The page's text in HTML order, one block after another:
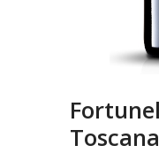
Toscana